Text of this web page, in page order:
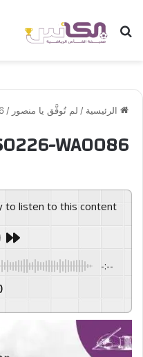
بحث عن
الرئيسية / لم تُوفَّق يا منصور /
WA0086
to listen to this content
-:--